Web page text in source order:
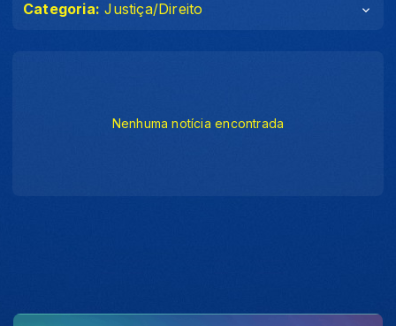
Categoria: Justiça/Direito
Nenhuma notícia encontrada